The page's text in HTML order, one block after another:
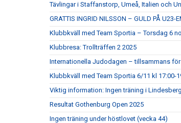
Tävlingar i Staffanstorp, Umeå, Italien och
GRATTIS INGRID NILSSON – GULD PÅ U23-
Klubbkväll med Team Sportia – Torsdag 6
Klubbresa: Trollträffen 2 2025
Internationella Judodagen – tillsammans
Klubbkväll med Team Sportia 6/11 kl 17:00-
Viktig information: Ingen träning i
Resultat Gothenburg Open 2025
Ingen träning under höstlovet (vecka 44)